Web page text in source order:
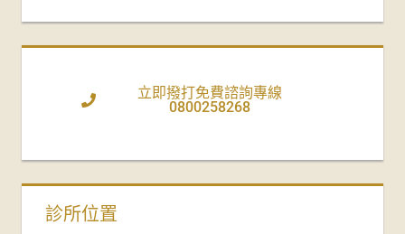
立即撥打免費諮詢專線
0800258268
診所位置